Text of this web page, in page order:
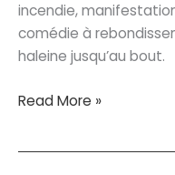
incendie,
comédie à
haleine jusqu’au bout.
Homo
Read More »